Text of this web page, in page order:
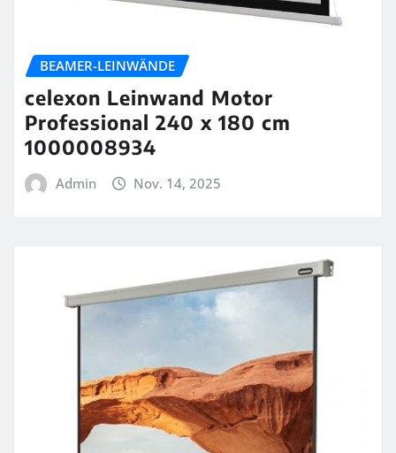
BEAMER-LEINWÄNDE
celexon Leinwand Motor
Professional 240 x 180 cm
1000008934
Admin Nov. 14, 2025